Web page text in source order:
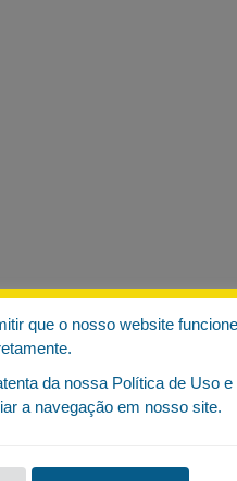
que o nosso website funcione
da nossa Política de Uso e
a navegação em nosso site.